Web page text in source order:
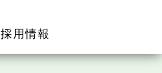
採用情報